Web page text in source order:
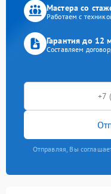
Мастера со
Работаем с
Гарантия до 12
Составляем
Отправляя, Вы